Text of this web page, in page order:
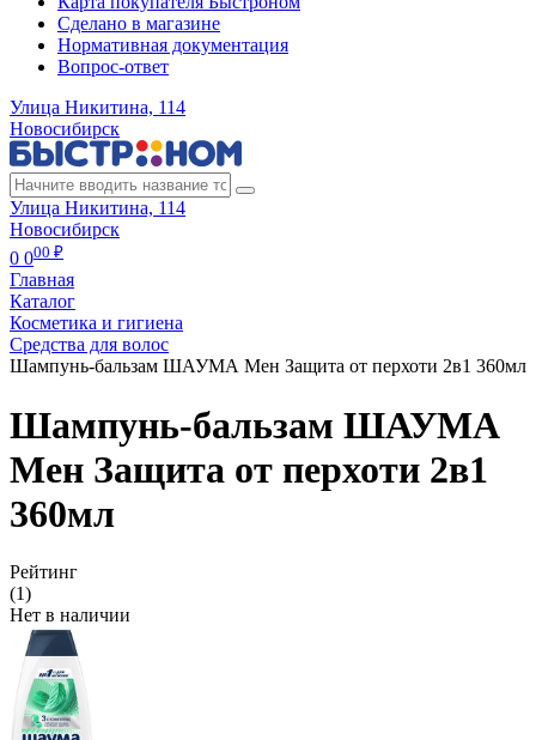
Сделано в магазине
Нормативная документация
Вопрос-ответ
Улица Никитина, 114
Новосибирск
Улица Никитина, 114
Новосибирск
0 000 ₽
Главная
Каталог
Косметика и гигиена
Средства для волос
Шампунь-бальзам ШАУМА Мен Защита от перхоти 2в1 360мл
Шампунь-бальзам ШАУМА
Мен Защита от перхоти 2в1
360мл
Рейтинг
(1)
Нет в наличии